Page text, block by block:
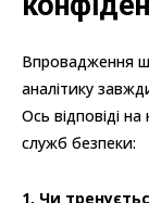
Впровадження
аналітику
Ось відповіді
служб безпеки:
1. Чи